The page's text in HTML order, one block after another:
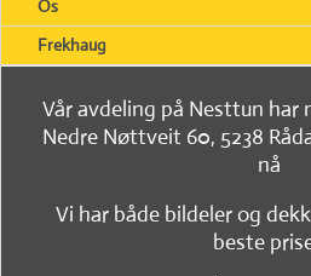
Os
Frekhaug
Vår avdeling på Nesttun
Nedre Nøttveit 60, 5238
nå
Vi har både bildeler og
beste